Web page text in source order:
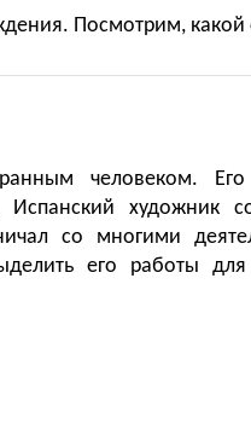
Посмотрим, какой
человеком. Его
Испанский художник
со многими
его работы